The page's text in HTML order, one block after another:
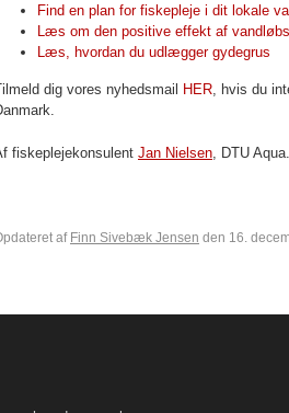
Find en plan for fiskepleje i dit lokale
Læs om den positive effekt af
Læs, hvordan du udlægger gydegrus
dig vores nyhedsmail HER, hvis du
fiskeplejekonsulent Jan Nielsen, DTU
af Finn Sivebæk Jensen den 16.